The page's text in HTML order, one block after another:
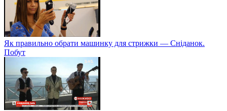
Як правильно обрати машинку для стрижки — Сніданок.
Побут